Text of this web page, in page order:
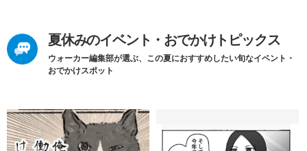
夏休みのイベント・おでかけトピックス
ウォーカー編集部が選ぶ、この夏におすすめしたい旬なイベント・
おでかけスポット